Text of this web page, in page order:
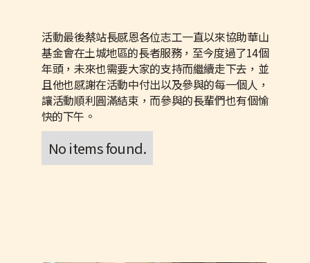
活動最後蔡站長感恩各位志工一直以來協助華山
基金會在土城地區的長者服務，至今度過了14個
年頭，未來也需要大家的支持而繼續走下去，並
且他也感謝在活動中付出以及參與的每一個人，
讓活動順利圓滿結束，而參與的長輩們也有個愉
快的下午。
No items found.